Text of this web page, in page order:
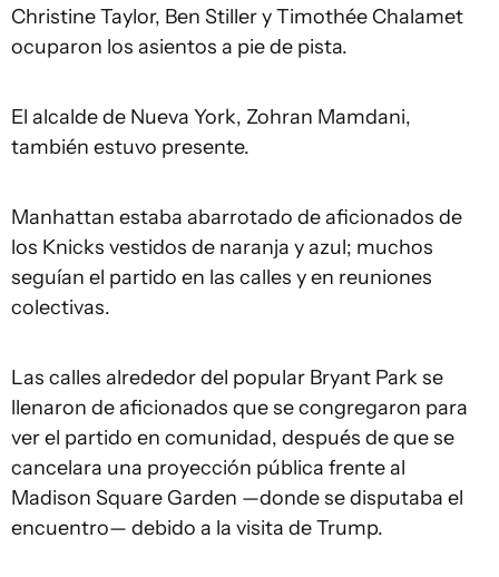
Christine Taylor, Ben Stiller y Timothée Chalamet
ocuparon los asientos a pie de pista.
El alcalde de Nueva York, Zohran Mamdani,
también estuvo presente.
Manhattan estaba abarrotado de aficionados de
los Knicks vestidos de naranja y azul; muchos
seguían el partido en las calles y en reuniones
colectivas.
Las calles alrededor del popular Bryant Park se
llenaron de aficionados que se congregaron para
ver el partido en comunidad, después de que se
cancelara una proyección pública frente al
Madison Square Garden —donde se disputaba el
encuentro— debido a la visita de Trump.